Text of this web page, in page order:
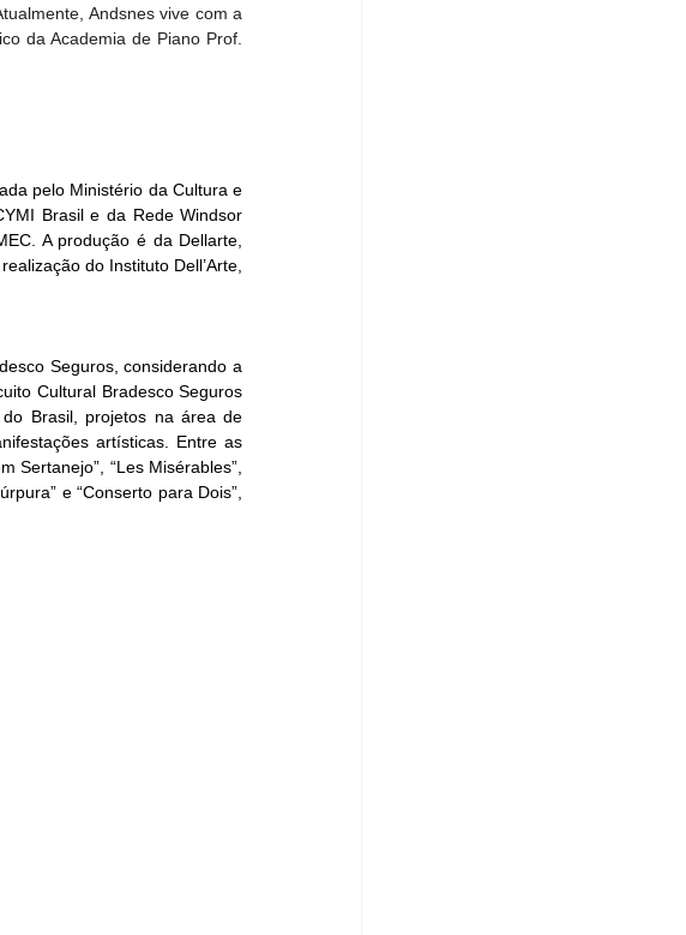
Andsnes vive com a
da Academia de Piano Prof.
pelo Ministério da Cultura e
Brasil e da Rede Windsor
A produção é da Dellarte,
do Instituto Dell’Arte,
Seguros, considerando a
Cultural Bradesco Seguros
Brasil, projetos na área de
artísticas. Entre as
Sertanejo”, “Les Misérables”,
e “Conserto para Dois”,